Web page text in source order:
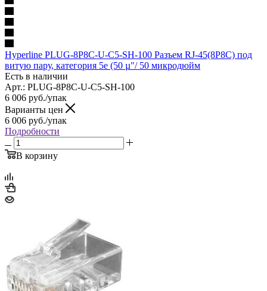
Hyperline PLUG-8P8C-U-C5-SH-100 Разъем RJ-45(8P8C) под
витую пару, категория 5e (50 µ"/ 50 микродюйм
Есть в наличии
Арт.: PLUG-8P8C-U-C5-SH-100
6 006 руб./упак
Варианты цен
6 006 руб./упак
Подробности
В корзину